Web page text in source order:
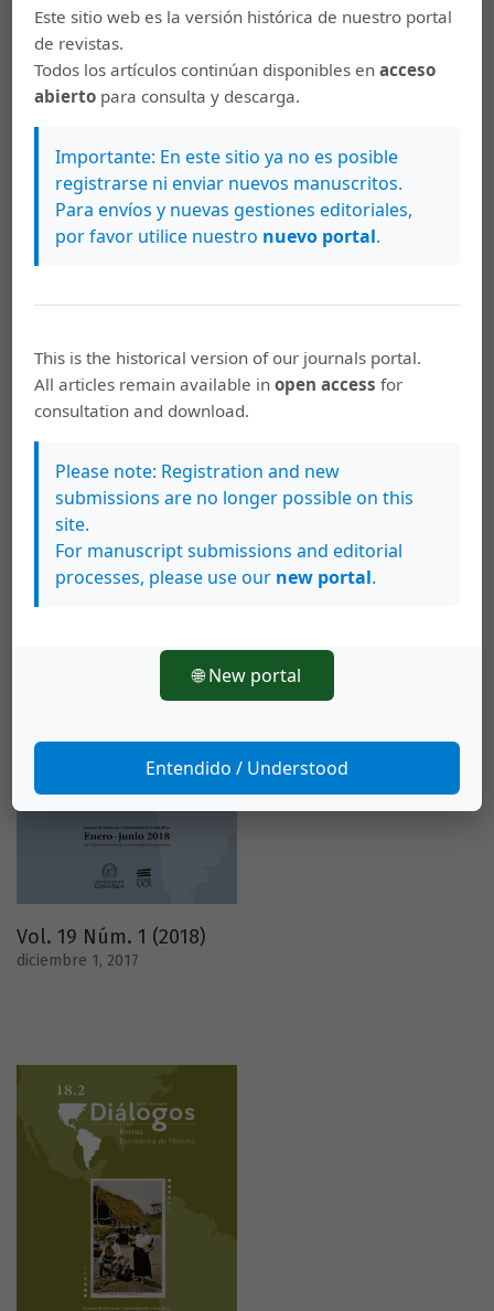
octubre 3, 2018
Vol. 19 Núm. 2 (2018)
junio 29, 2018
Vol. 19 Núm. 1 (2018)
diciembre 1, 2017
Este sitio web es la versión histórica de nuestro portal
de revistas.
Todos los artículos continúan disponibles enacceso
abierto para consulta y descarga.
Importante: En este sitio ya no es posible
registrarse ni enviar nuevos manuscritos.
Para envíos y nuevas gestiones editoriales,
por favor utilice nuestro nuevo portal.
This is the historical version of our journals portal.
All articles remain available inopen access for
consultation and download.
Please note: Registration and new
submissions are no longer possible on this
site.
For manuscript submissions and editorial
processes, please use our new portal.
🌐 New portal
Entendido / Understood